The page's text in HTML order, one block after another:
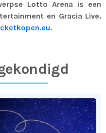
Lotto Arena is een
en Gracia Live.
.